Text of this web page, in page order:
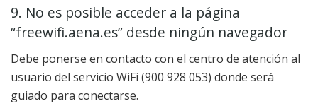
9. No es posible acceder a la página
“freewifi.aena.es” desde ningún navegador
Debe ponerse en contacto con el centro de atención al
usuario del servicio WiFi (900 928 053) donde será
guiado para conectarse.